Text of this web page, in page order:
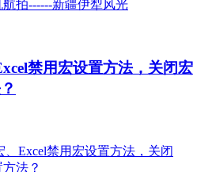
禁用宏设置方法，关闭宏